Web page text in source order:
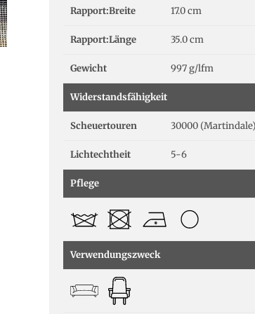
Rapport:Breite 17.0 cm
Rapport:Länge 35.0 cm
Gewicht 997 g/lfm
Widerstandsfähigkeit
Scheuertouren 30000
Lichtechtheit 5-6
Pflege
Verwendungszweck